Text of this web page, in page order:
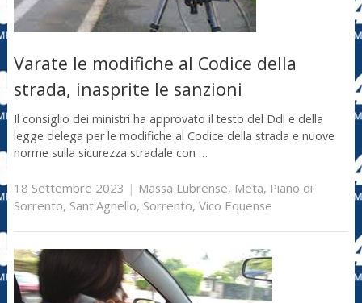
Varate le modifiche al Codice della
strada, inasprite le sanzioni
Il consiglio dei ministri ha approvato il testo del Ddl e della
legge delega per le modifiche al Codice della strada e nuove
norme sulla sicurezza stradale con …
18 Settembre 2023 | Massa Lubrense, Meta, Piano di
Sorrento, Sant'Agnello, Sorrento, Vico Equense